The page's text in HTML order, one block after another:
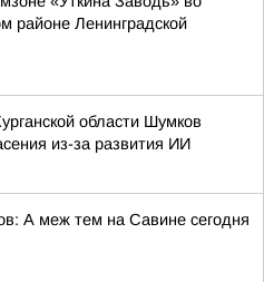
районе Ленинградской
области Шумков
из-за развития ИИ
А меж тем на Савине сегодня